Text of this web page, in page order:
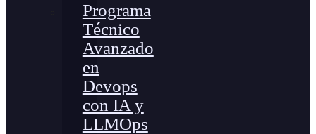
Programa
Técnico
Avanzado
en
Devops
con IA y
LLMOps